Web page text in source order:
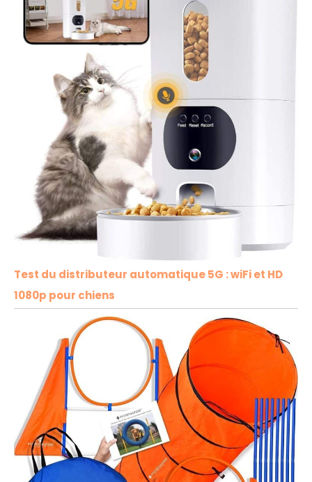
Test du distributeur automatique 5G : wiFi et HD
1080p pour chiens